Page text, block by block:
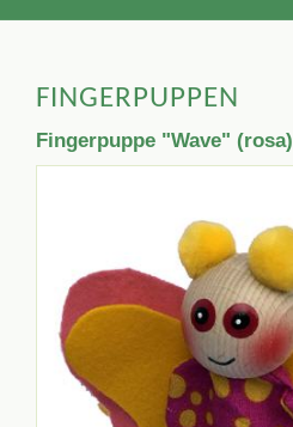
FINGERPUPPEN
Fingerpuppe "Wave" (rosa)